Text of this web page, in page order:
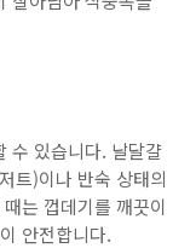
수 있습니다. 날달걀
트)이나 반숙 상태의
는 껍데기를 깨끗이
안전합니다.